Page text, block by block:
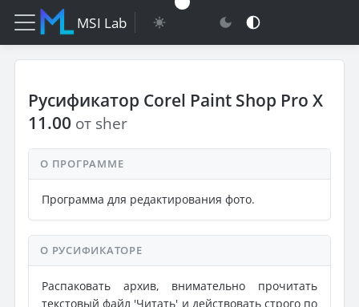
MSI Lab
Русификатор Corel Paint Shop Pro X
11.00 от sher
О ПРОГРАММЕ
Программа для редактирования фото.
О РУСИФИКАТОРЕ
Распаковать архив, внимательно прочитать
текстовый файл 'Читать' и действовать строго по